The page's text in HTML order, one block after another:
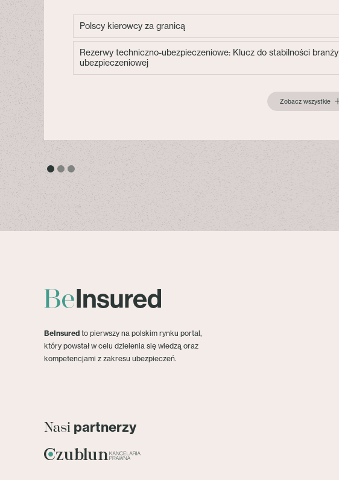
Polscy kierowcy za granicą
Rezerwy techniczno-ubezpieczeniowe: Klucz do stabilności branży
ubezpieczeniowej
Zobacz wszystkie
BeInsured to pierwszy na polskim rynku portal,
który powstał w celu dzielenia się wiedzą oraz
kompetencjami z zakresu ubezpieczeń.
Nasi partnerzy